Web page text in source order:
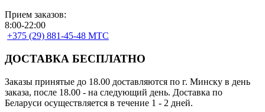
Прием заказов:
8:00-22:00
+375 (29) 881-45-48 МТС
ДОСТАВКА БЕСПЛАТНО
Заказы принятые до 18.00 доставляются по г. Минску в день
заказа, после 18.00 - на следующий день. Доставка по
Беларуси осуществляется в течение 1 - 2 дней.